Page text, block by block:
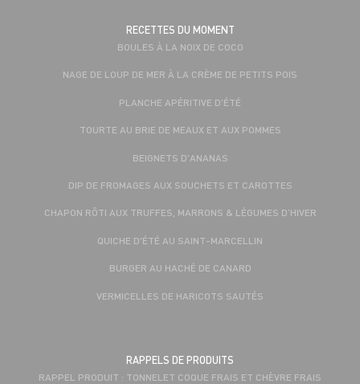
RECETTES DU MOMENT
BOULES À LA NOIX DE COCO
NAGE DE LOUP DE MER À LA CRÈME DE PETITS POIS
PLANCHE APÉRITIVE D'ÉTÉ
TOURTE AU BRIE DE MEAUX ET AUX POMMES
BEIGNETS D'ANANAS
DIP DE FROMAGES AUX SOUCHETS ET CAROTTES
CHAPON RÔTI AUX TRUFFES, MARRONS & LÉGUMES D’HIVER
QUICHE D'ÉTÉ AU SAINT-MARCELLIN
BURGER AU HACHÉ DE CANARD
VERMICELLES DE HARICOTS SAUTÉS
RAPPELS DE PRODUITS
RAPPEL PRODUIT : TONNELET COQUE FRAIS ET CHÈVRE FRAIS